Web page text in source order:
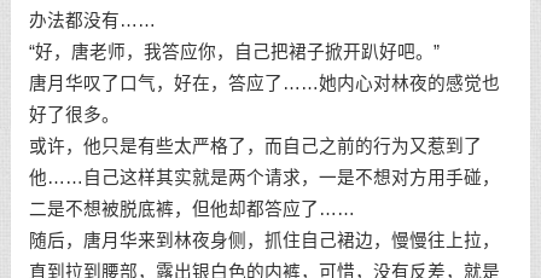
办法都没有……
“好，唐老师，我答应你，自己把裙子掀开趴好吧。”
唐月华叹了口气，好在，答应了……她内心对林夜的感觉也
好了很多。
或许，他只是有些太严格了，而自己之前的行为又惹到了
他……自己这样其实就是两个请求，一是不想对方用手碰，
二是不想被脱底裤，但他却都答应了……
随后，唐月华来到林夜身侧，抓住自己裙边，慢慢往上拉，
直到拉到腰部，露出银白色的内裤，可惜，没有反差，就是